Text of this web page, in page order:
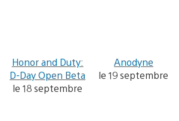
Honor and Duty:
D-Day Open Beta
le 18 septembre
Anodyne
le 19 septembre